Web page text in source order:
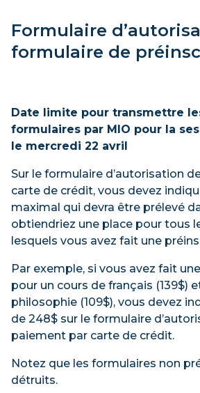
Formulaire
formulaire de
Date limite pour transmettre
formulaires par MIO pour la
le mercredi 22 avril
Sur le formulaire d’autorisation
carte de crédit, vous devez
maximal qui devra être prélevé
obtiendriez une place pour tous
lesquels vous avez fait une
Par exemple, si vous avez fait
pour un cours de français (139$)
philosophie (109$), vous devez
de 248$ sur le formulaire
paiement par carte de crédit.
Notez que les formulaires non
détruits.